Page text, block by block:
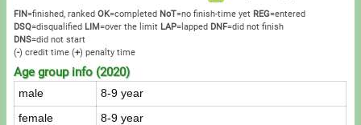
FIN=finished, ranked OK=completed NoT=no finish-time yet REG=entered
DSQ=disqualified LIM=over the limit LAP=lapped DNF=did not finish
DNS=did not start
(-) credit time (+) penalty time
Age group info (2020)
male 8-9 year
female 8-9 year